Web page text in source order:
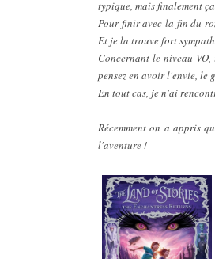
typique, mais finalement
Pour finir avec la fin du
Et je la trouve fort
Concernant le niveau
pensez en avoir l'envie, le
En tout cas, je n'ai
Récemment on a appris
l'aventure !